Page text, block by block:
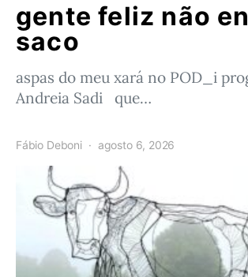
gente feliz não
saco
aspas do meu xará no POD_i
Andreia Sadi que…
Fábio Deboni agosto 6, 2026